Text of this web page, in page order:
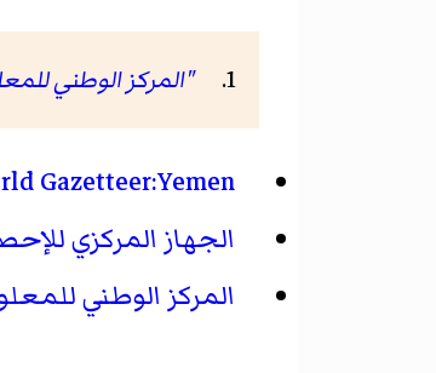
"المركز الوطني
Gazetteer:Yemen
الجهاز المركزي
المركز الوطني